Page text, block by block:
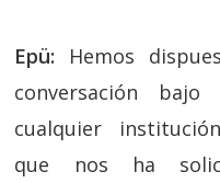
Epü: Hemos
conversación
cualquier
que nos ha